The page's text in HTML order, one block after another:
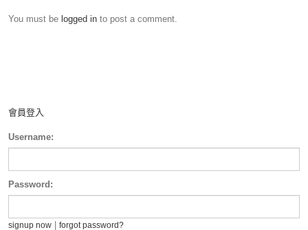
You must be logged in to post a comment.
會員登入
Username:
Password:
signup now forgot password?